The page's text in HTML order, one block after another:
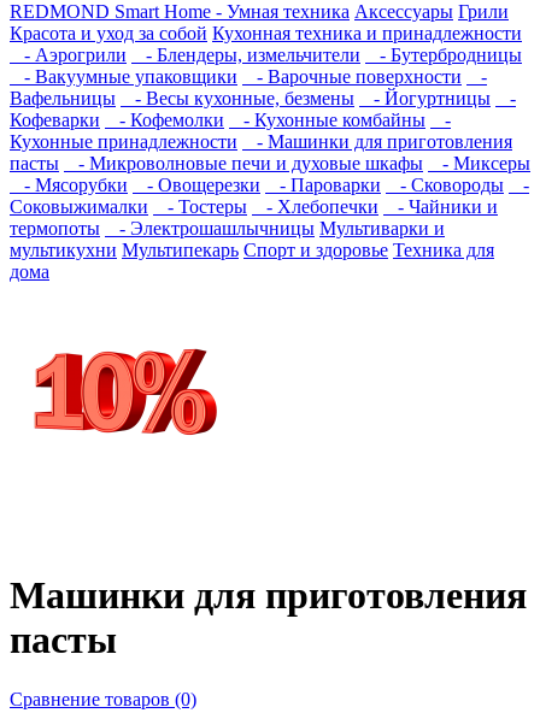
REDMOND Smart Home - Умная техника Аксессуары Грили
Красота и уход за собой Кухонная техника и принадлежности
- Аэрогрили
- Блендеры, измельчители
- Бутербродницы
- Вакуумные упаковщики
- Варочные поверхности
-
Вафельницы
- Весы кухонные, безмены - Йогуртницы
-
Кофеварки
- Кофемолки - Кухонные комбайны
-
Кухонные принадлежности
- Машинки для приготовления
пасты
- Микроволновые печи и духовые шкафы
- Миксеры
- Мясорубки
- Овощерезки - Пароварки - Сковороды
-
Соковыжималки
- Тостеры - Хлебопечки
- Чайники и
термопоты
- Электрошашлычницы Мультиварки и
мультикухни Мультипекарь Спорт и здоровье Техника для
дома
Машинки для приготовления
пасты
Сравнение товаров (0)